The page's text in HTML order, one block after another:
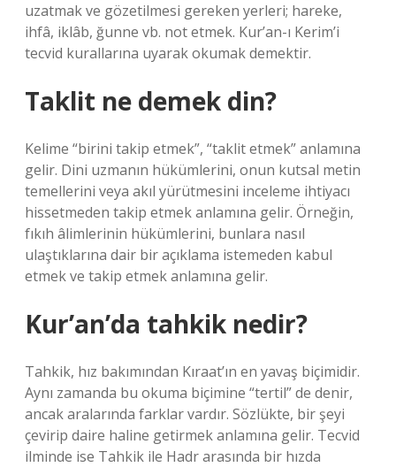
uzatmak ve gözetilmesi gereken yerleri; hareke,
ihfâ, iklâb, ğunne vb. not etmek. Kur’an-ı Kerim’i
tecvid kurallarına uyarak okumak demektir.
Taklit ne demek din?
Kelime “birini takip etmek”, “taklit etmek” anlamına
gelir. Dini uzmanın hükümlerini, onun kutsal metin
temellerini veya akıl yürütmesini inceleme ihtiyacı
hissetmeden takip etmek anlamına gelir. Örneğin,
fıkıh âlimlerinin hükümlerini, bunlara nasıl
ulaştıklarına dair bir açıklama istemeden kabul
etmek ve takip etmek anlamına gelir.
Kur’an’da tahkik nedir?
Tahkik, hız bakımından Kıraat’ın en yavaş biçimidir.
Aynı zamanda bu okuma biçimine “tertil” de denir,
ancak aralarında farklar vardır. Sözlükte, bir şeyi
çevirip daire haline getirmek anlamına gelir. Tecvid
ilminde ise Tahkik ile Hadr arasında bir hızda